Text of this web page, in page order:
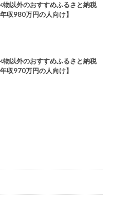
物以外のおすすめふるさと納税
収980万円の人向け】
物以外のおすすめふるさと納税
収970万円の人向け】